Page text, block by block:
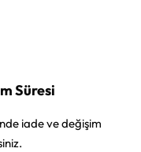
Süresi
iade ve değişim